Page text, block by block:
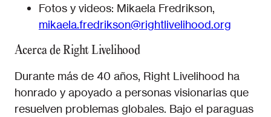
Fotos y videos: Mikaela Fredrikson,
mikaela.fredrikson@rightlivelihood.org
Acerca de Right Livelihood
Durante más de 40 años, Right Livelihood ha
honrado y apoyado a personas visionarias que
resuelven problemas globales. Bajo el paraguas